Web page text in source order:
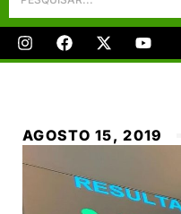
AGOSTO 15, 2019